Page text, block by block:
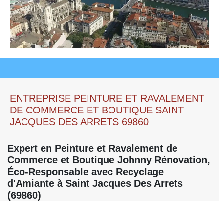
ENTREPRISE PEINTURE ET RAVALEMENT
DE COMMERCE ET BOUTIQUE SAINT
JACQUES DES ARRETS 69860
Expert en Peinture et Ravalement de
Commerce et Boutique Johnny Rénovation,
Éco-Responsable avec Recyclage
d'Amiante à Saint Jacques Des Arrets
(69860)